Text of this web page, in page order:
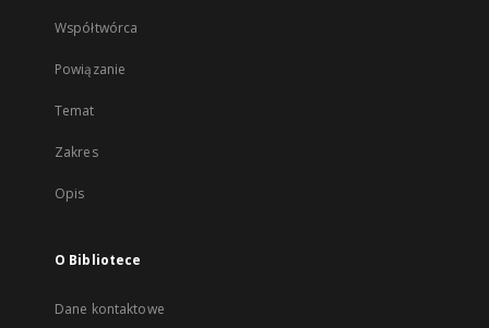
Współtwórca
Powiązanie
Temat
Zakres
Opis
O Bibliotece
Dane kontaktowe